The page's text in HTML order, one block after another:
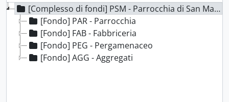
[Complesso di fondi] PSM - Parrocchia di San Marco evangelista di Livemmo
[Fondo] PAR - Parrocchia
[Fondo] FAB - Fabbriceria
[Fondo] PEG - Pergamenaceo
[Fondo] AGG - Aggregati